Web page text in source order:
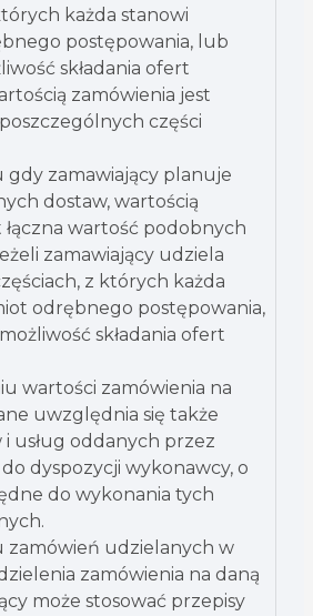
każda stanowi
postępowania, lub
składania ofert
zamówienia jest
części
gdy zamawiający planuje
dostaw, wartością
łączna wartość podobnych
zamawiający udziela
z których każda
odrębnego postępowania,
składania ofert
wartości zamówienia na
uwzględnia się także
usług oddanych przez
dyspozycji wykonawcy, o
do wykonania tych
zamówień udzielanych w
zamówienia na daną
może stosować przepisy